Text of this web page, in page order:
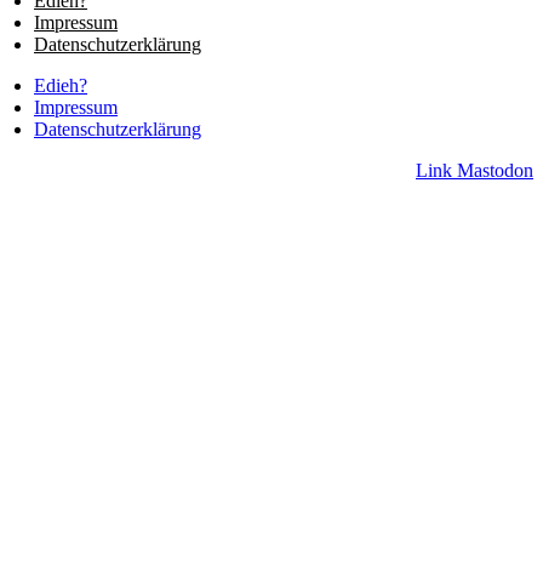
Impressum
Datenschutzerklärung
Edieh?
Impressum
Datenschutzerklärung
Link Mastodon